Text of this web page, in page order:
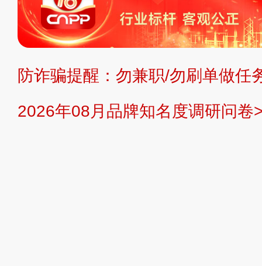
不代理、不招商、不提供中介服务。
持投资购买的观点或意见，页面信息
提交说明： 快速提交发布>> 提交品
防诈骗提醒：勿兼职/勿刷单做任
2026年08月品牌知名度调研问卷